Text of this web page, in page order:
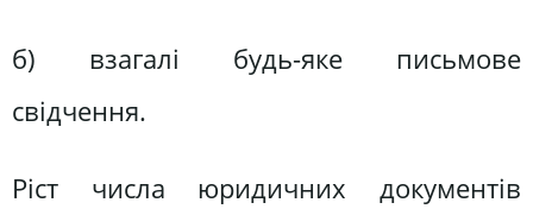
б) взагалі будь-яке письмове
свідчення.
Ріст числа юридичних документів